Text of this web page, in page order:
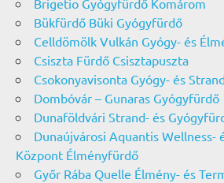
Brigetio Gyógyfürdő Komárom
Bükfürdő Büki Gyógyfürdő
Celldömölk Vulkán Gyógy- és
Csiszta Fürdő Csisztapuszta
Csokonyavisonta Gyógy- és
Dombóvár – Gunaras Gyógyfürdő
Dunaföldvári Strand- és
Dunaújvárosi Aquantis Wellness-
Központ Élményfürdő
Győr Rába Quelle Élmény- és